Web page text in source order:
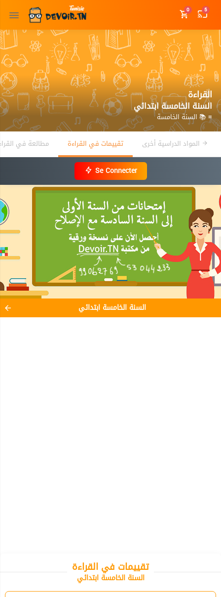
0 5
القراءة
السنة الخامسة ابتدائي
≡ 📚 السنة الخامسة
المواد الدراسية أخرى تقييمات في القراءة مطالعة في
Se Connecter
السنة الخامسة ابتدائي
تقييمات في القراءة
السنة الخامسة ابتدائي